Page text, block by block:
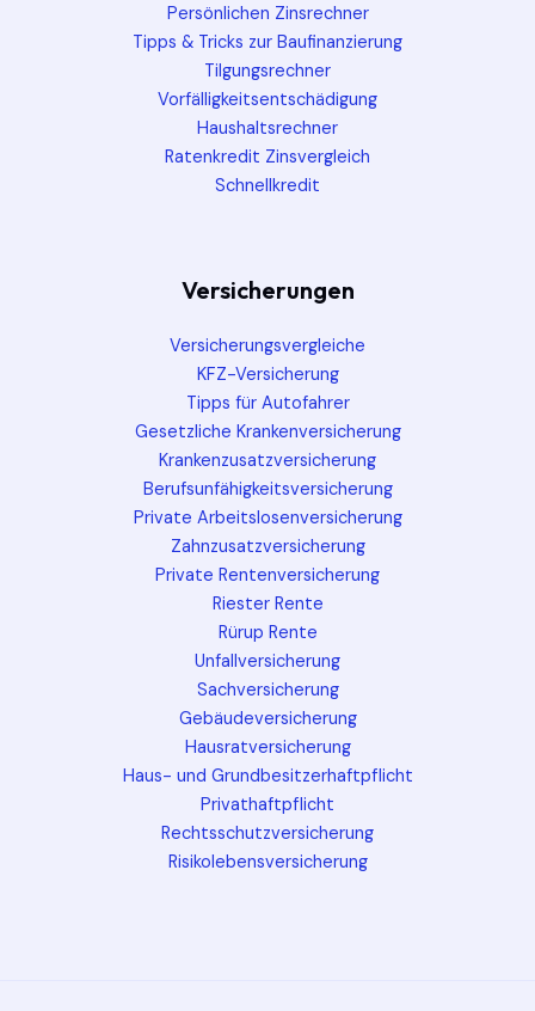
Persönlichen Zinsrechner
Tipps & Tricks zur Baufinanzierung
Tilgungsrechner
Vorfälligkeitsentschädigung
Haushaltsrechner
Ratenkredit Zinsvergleich
Schnellkredit
Versicherungen
Versicherungsvergleiche
KFZ-Versicherung
Tipps für Autofahrer
Gesetzliche Krankenversicherung
Krankenzusatzversicherung
Berufsunfähigkeitsversicherung
Private Arbeitslosenversicherung
Zahnzusatzversicherung
Private Rentenversicherung
Riester Rente
Rürup Rente
Unfallversicherung
Sachversicherung
Gebäudeversicherung
Hausratversicherung
Haus- und Grundbesitzerhaftpflicht
Privathaftpflicht
Rechtsschutzversicherung
Risikolebensversicherung